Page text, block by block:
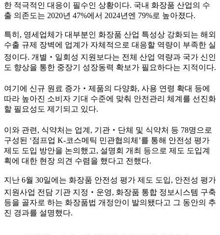
한 적극적인 대응이 필수인 상황이다. 국내 화장품 산업의 수
출 의존도는 2020년 47%에서 2024년엔 79%로 높아졌다.
특히, 영세업체가 대부분인 화장품 산업 특성상 강화되는 해외
수출 규제 장벽에 업계가 자체적으로 대응할 역량이 부족한 실
정이다. 개별‧일회성 지원보다는 전체 산업 역량과 국가 신인
도 향상을 통한 중장기 성장동력 확보가 필요하다는 지적이다.
여기에 신규 원료 증가‧제품의 다양화, 사용 연령 확대 등에
따라 높아진 소비자 기대 수준에 맞춰 안전관리 체계를 선진화
할 필요성도 제기되고 있다.
이와 관련, 식약처는 업계, 기관‧단체 및 식약처 등 78명으로
구성된 ‘점프업 K-코스메틱 민관협의체’를 통해 안전성 평가
제도 도입 방안을 논의했고, 설명회 개최 등으로 제도 도입계
획에 대한 현장 의견 수렴을 했다고 전했다.
지난 6월 30일에는 화장품 안전성 평가 제도 도입, 안전성 평가
지원사업 전담 기관 지정‧운영, 화장품 통합 정보시스템 구축
등을 골자로 하는 화장품법 개정안이 발의됐다고 그 동안의 추
진 경과를 설명했다.